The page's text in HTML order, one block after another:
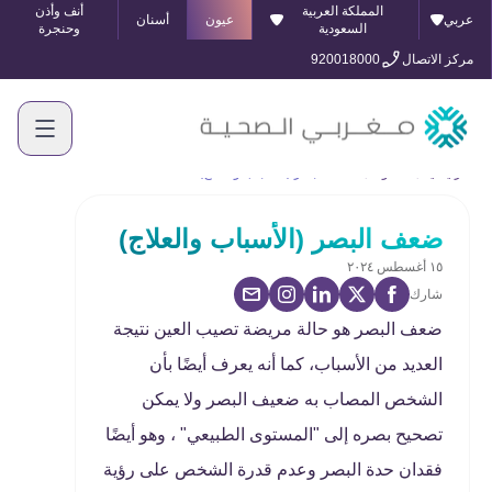
عربي
المملكة العربية
السعودية
عيون أسنان
أنف وأذن
وحنجرة
مركز الاتصال
920018000
ضعف البصر (الأسباب والعلاج)
١٥ أغسطس ٢٠٢٤
شارك
ضعف البصر هو حالة مريضة تصيب العين نتيجة
العديد من الأسباب، كما أنه يعرف أيضًا بأن
الشخص المصاب به ضعيف البصر ولا يمكن
تصحيح بصره إلى "المستوى الطبيعي" ، وهو أيضًا
فقدان حدة البصر وعدم قدرة الشخص على رؤية